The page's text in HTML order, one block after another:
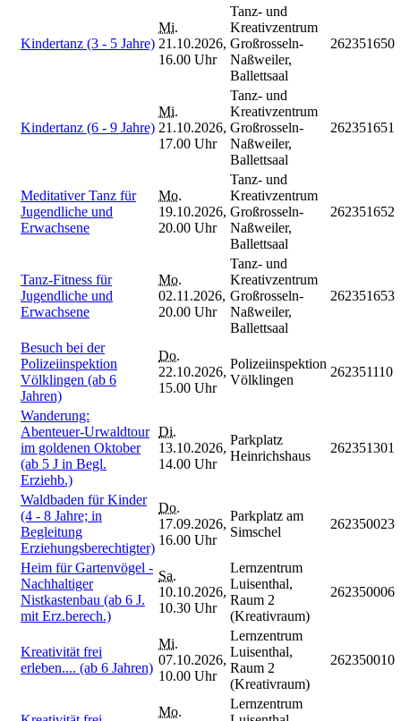
Kindertanz (3 - 5 Jahre)
Mi.
21.10.2026,
16.00 Uhr
Tanz- und
Kreativzentrum
Großrosseln-
Naßweiler,
Ballettsaal
262351650
Kindertanz (6 - 9 Jahre)
Mi.
21.10.2026,
17.00 Uhr
Tanz- und
Kreativzentrum
Großrosseln-
Naßweiler,
Ballettsaal
262351651
Meditativer Tanz für
Jugendliche und
Erwachsene
Mo.
19.10.2026,
20.00 Uhr
Tanz- und
Kreativzentrum
Großrosseln-
Naßweiler,
Ballettsaal
262351652
Tanz-Fitness für
Jugendliche und
Erwachsene
Mo.
02.11.2026,
20.00 Uhr
Tanz- und
Kreativzentrum
Großrosseln-
Naßweiler,
Ballettsaal
262351653
Besuch bei der
Polizeiinspektion
Völklingen (ab 6
Jahren)
Do.
22.10.2026,
15.00 Uhr
Polizeiinspektion
Völklingen
262351110
Wanderung:
Abenteuer-Urwaldtour
im goldenen Oktober
(ab 5 J in Begl.
Erziehb.)
Di.
13.10.2026,
14.00 Uhr
Parkplatz
Heinrichshaus
262351301
Waldbaden für Kinder
(4 - 8 Jahre; in
Begleitung
Erziehungsberechtigter)
Do.
17.09.2026,
16.00 Uhr
Parkplatz am
Simschel
262350023
Heim für Gartenvögel -
Nachhaltiger
Nistkastenbau (ab 6 J.
mit Erz.berech.)
Sa.
10.10.2026,
10.30 Uhr
Lernzentrum
Luisenthal,
Raum 2
(Kreativraum)
262350006
Kreativität frei
erleben.... (ab 6 Jahren)
Mi.
07.10.2026,
10.00 Uhr
Lernzentrum
Luisenthal,
Raum 2
(Kreativraum)
262350010
Mo.
Lernzentrum